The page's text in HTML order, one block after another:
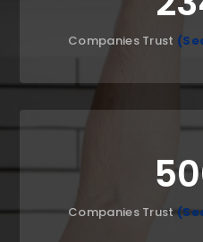
Companies Trust
Companies Trust